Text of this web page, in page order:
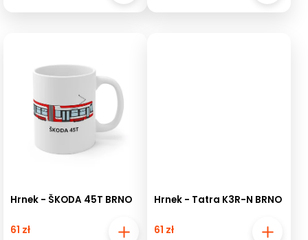
Hrnek - ŠKODA 45T BRNO
61 zł
Hrnek - Tatra K3R-N BRNO
61 zł